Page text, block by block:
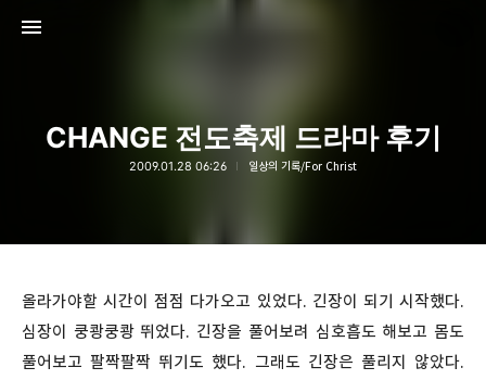
CHANGE 전도축제 드라마 후기
2009.01.28 06:26 일상의 기록/For Christ
올라가야할 시간이 점점 다가오고 있었다. 긴장이 되기 시작했다.
심장이 쿵쾅쿵쾅 뛰었다. 긴장을 풀어보려 심호흡도 해보고 몸도
풀어보고 팔짝팔짝 뛰기도 했다. 그래도 긴장은 풀리지 않았다.
thebravepost.com